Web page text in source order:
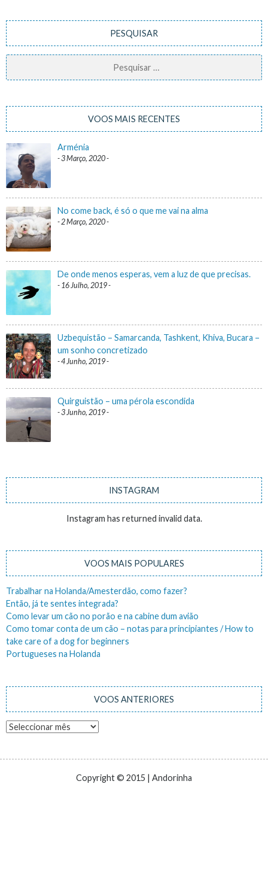
PESQUISAR
Pesquisar
por:
VOOS MAIS RECENTES
Arménia
3 Março, 2020
No come back, é só o que me vai na alma
2 Março, 2020
De onde menos esperas, vem a luz de que precisas.
16 Julho, 2019
Uzbequistão – Samarcanda, Tashkent, Khiva, Bucara –
um sonho concretizado
4 Junho, 2019
Quirguistão – uma pérola escondida
3 Junho, 2019
INSTAGRAM
Instagram has returned invalid data.
VOOS MAIS POPULARES
Trabalhar na Holanda/Amesterdão, como fazer?
Então, já te sentes integrada?
Como levar um cão no porão e na cabine dum avião
Como tomar conta de um cão – notas para principiantes / How to
take care of a dog for beginners
Portugueses na Holanda
VOOS ANTERIORES
Voos
Copyright © 2015 | Andorinha